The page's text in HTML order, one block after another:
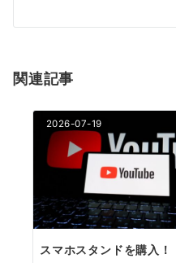
シ
ン
関連記事
2026-07-19
スマホスタンドを購入！